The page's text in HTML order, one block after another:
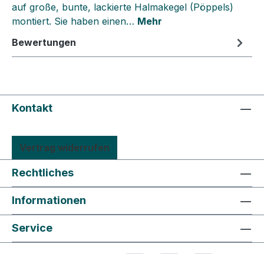
auf große, bunte, lackierte Halmakegel (Pöppels)
montiert. Sie haben einen… Mehr
Bewertungen
Kontakt
Vertrag widerrufen
Rechtliches
Informationen
Service